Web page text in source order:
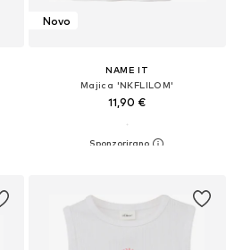
Novo
NAME IT
Majica 'NKFLILOM'
11,90 €